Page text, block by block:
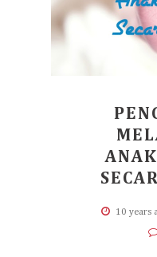
10 years